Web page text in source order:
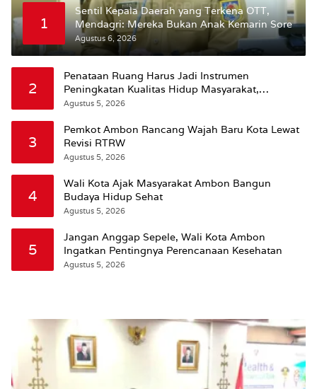
1
Sentil Kepala Daerah yang Terkena OTT,
Mendagri: Mereka Bukan Anak Kemarin Sore
Agustus 6, 2026
2
Penataan Ruang Harus Jadi Instrumen
Peningkatan Kualitas Hidup Masyarakat,
Wattimena: Revisi RT-RW Ditetapkan Pemkot
Agustus 5, 2026
3
Pemkot Ambon Rancang Wajah Baru Kota Lewat
Revisi RTRW
Agustus 5, 2026
4
Wali Kota Ajak Masyarakat Ambon Bangun
Budaya Hidup Sehat
Agustus 5, 2026
5
Jangan Anggap Sepele, Wali Kota Ambon
Ingatkan Pentingnya Perencanaan Kesehatan
Agustus 5, 2026